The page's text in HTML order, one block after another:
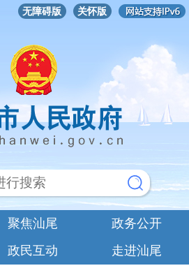
无障碍版 关怀版
聚焦汕尾
政务公开
政民互动 走进汕尾